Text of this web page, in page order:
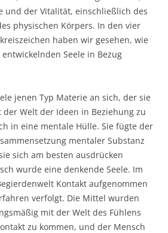
und der Vitalität, einschließlich des
physischen Körpers. In den vier
haben wir gesehen, wie
Seele in Bezug
jenen Typ Materie an sich, der sie
Welt der Ideen in Beziehung zu
in eine mentale Hülle. Sie fügte der
mentaler Substanz
sich am besten ausdrücken
wurde eine denkende Seele. Im
Kontakt aufgenommen
verfolgt. Die Mittel wurden
mit der Welt des Fühlens
zu kommen, und der Mensch